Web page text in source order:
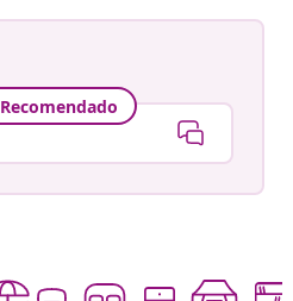
Recomendado